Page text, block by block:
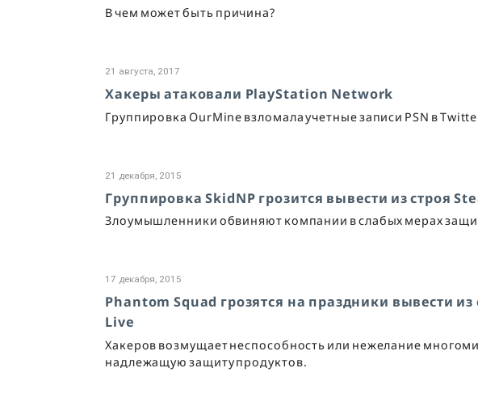
В чем может быть причина?
21 августа, 2017
Хакеры атаковали PlayStation Network
Группировка OurMine взломала учетные записи PSN в
21 декабря, 2015
Группировка SkidNP грозится вывести из строя
Злоумышленники обвиняют компании в слабых мерах
17 декабря, 2015
Phantom Squad грозятся на праздники вывести
Live
Хакеров возмущает неспособность или нежелание
надлежащую защиту продуктов.